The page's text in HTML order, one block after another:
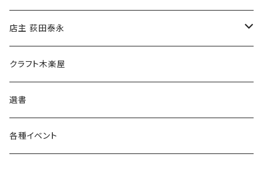
傘
食料品
その他
店主 荻田泰永
書籍
ウェア
クラフト木楽屋
選書
各種イベント